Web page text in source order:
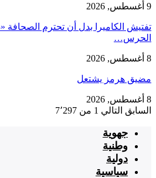
9 أغسطس, 2026
تفتيش الكاميرا بدل أن تحترم الصحافة
الحرس…
8 أغسطس, 2026
مضيق هرمز يشتعل
8 أغسطس, 2026
السابق التالي 1 من 7٬297
جهوية
وطنية
دولية
سياسية